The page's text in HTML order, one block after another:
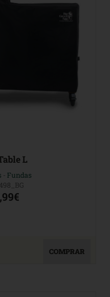
L
Fundas
COMPRAR